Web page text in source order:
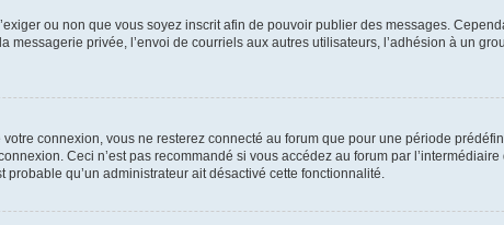
ou non que vous soyez inscrit afin de pouvoir publier des messages.
privée, l’envoi de courriels aux autres utilisateurs, l’adhésion à un
connexion, vous ne resterez connecté au forum que pour une période
Ceci n’est pas recommandé si vous accédez au forum par
qu’un administrateur ait désactivé cette fonctionnalité.